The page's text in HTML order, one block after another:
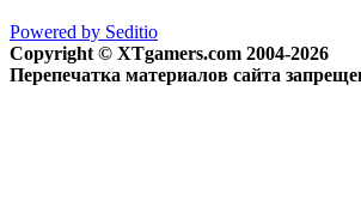
Powered by Seditio
Copyright © XTgamers.com 2004-2026
Перепечатка материалов сайта